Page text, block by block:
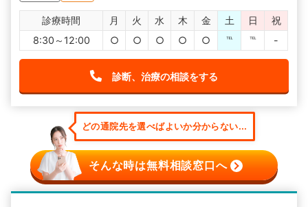
診療時間 月 火 水 木 金 土 日
祝
8:30～12:00
○ ○ ○ ○ ○ ℡ ℡ -
診断、治療の相談をする
どの通院先を選べばよいか分からない...
そんな時は無料相談窓口へ